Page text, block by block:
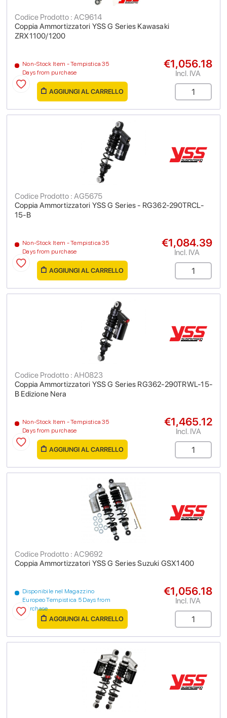
Coppia Ammortizzatori YSS G Series Kawasaki
ZRX1100/1200
Codice Prodotto : AC9614
Non-Stock Item - Tempistica 35
Days from purchase
€1,056.18
Incl. IVA
AGGIUNGI AL CARRELLO
Coppia Ammortizzatori YSS G Series - RG362-290TRCL-
15-B
Codice Prodotto : AG5675
Non-Stock Item - Tempistica 35
Days from purchase
€1,084.39
Incl. IVA
AGGIUNGI AL CARRELLO
Coppia Ammortizzatori YSS G Series RG362-290TRWL-15-
B Edizione Nera
Codice Prodotto : AH0823
Non-Stock Item - Tempistica 35
Days from purchase
€1,465.12
Incl. IVA
AGGIUNGI AL CARRELLO
Coppia Ammortizzatori YSS G Series Suzuki GSX1400
Codice Prodotto : AC9692
Disponibile nel Magazzino
Europeo Tempistica 5 Days from
purchase
€1,056.18
Incl. IVA
AGGIUNGI AL CARRELLO